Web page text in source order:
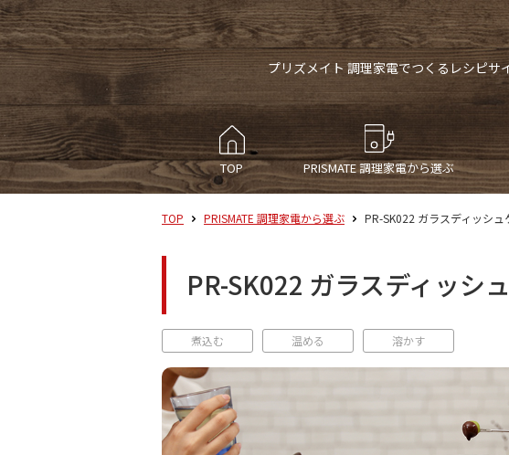
プリズメイト 調理家電でつくるレシピサ
TOP PRISMATE調理家電から選ぶ
TOP PRISMATE 調理家電から選ぶ PR-SK022 ガラスディッシ
PR-SK022 ガラスディッシ
煮込む 温める 溶かす